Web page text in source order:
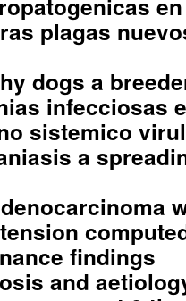
plagas
dogs a
infecciosas
sistemico
a
findings
and